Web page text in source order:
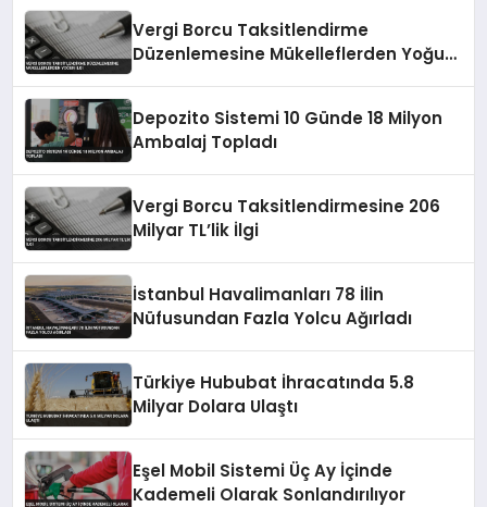
Vergi Borcu Taksitlendirme
Düzenlemesine Mükelleflerden Yoğun
Depozito Sistemi 10 Günde 18 Milyon
Ambalaj Topladı
Vergi Borcu Taksitlendirmesine 206
Milyar TL’lik İlgi
İstanbul Havalimanları 78 İlin
Nüfusundan Fazla Yolcu Ağırladı
Türkiye Hububat İhracatında 5.8
Milyar Dolara Ulaştı
Eşel Mobil Sistemi Üç Ay İçinde
Kademeli Olarak Sonlandırılıyor